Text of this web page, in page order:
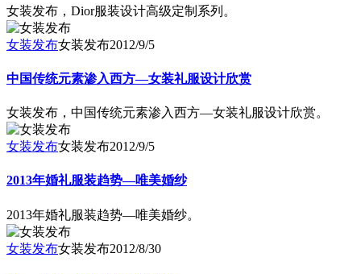
女装发布，Dior服装设计高级定制系列。
女装发布女装发布2012/9/5
中国传统元素渗入西方—女装礼服设计欣赏
女装发布，中国传统元素渗入西方—女装礼服设计欣赏。
女装发布女装发布2012/9/5
2013年婚礼服装趋势—唯美婚纱
2013年婚礼服装趋势—唯美婚纱。
女装发布女装发布2012/8/30